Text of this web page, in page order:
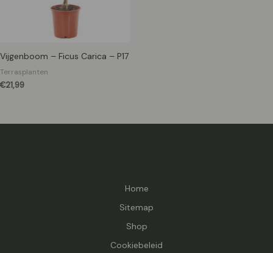
Vijgenboom – Ficus Carica – P17
Terrasplanten
€21,99
Home
Sitemap
Shop
Cookiebeleid